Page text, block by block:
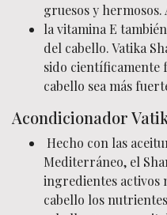
gruesos y hermosos.
la vitamina E
del cabello. Vatika
sido científicamente
cabello sea más
Acondicionador
Hecho con las
Mediterráneo, el
ingredientes activos
cabello los